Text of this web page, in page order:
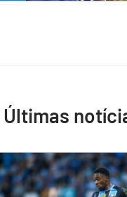
Últimas